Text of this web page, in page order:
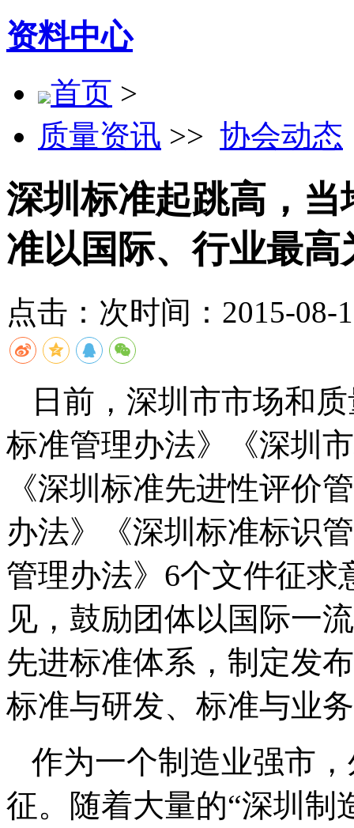
资料中心
首页 >
质量资讯 >> 协会动态
深圳标准起跳高，
准以国际、行业最高
点击： 次时间：2015-08-
日前，深圳市市场和
标准管理办法》《深圳
《深圳标准先进性评价
办法》《深圳标准标识
管理办法》 6个文件征求
见，鼓励团体以国际一
先进标准体系，制定发
标准与研发、标准与业
作为一个制造业强市
征。随着大量的“深圳制